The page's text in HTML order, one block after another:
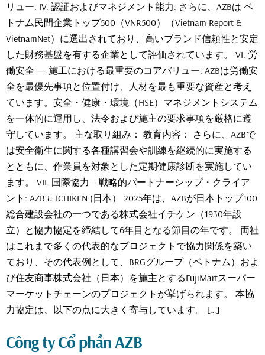
リュー: IV. 認証およびマネジメント能力: さらに、AZBは ベ
トナム民間企業トップ500（VNR500）（Vietnam Report &
VietnamNet）に選出されており、高いブランド信頼性と安定
した財務基盤を有する企業として評価されています。 VI. 労
働安全 ― 施工における最重要のコアバリュー: AZBは労働安
全を最優先事項と位置付け、人材を最も重要な資産と考え
ています。安全・健康・環境（HSE）マネジメントシステム
を一体的に運用し、法令および施主の要求事項を厳格に遵
守しています。 主な取り組み： 教育内容： さらに、AZBで
は安全衛生に関する各種講習会や訓練を継続的に実施する
とともに、作業員を対象とした定期健康診断を実施してい
ます。 VII. 国際協力 – 戦略的パートナーシップ・クライア
ント: AZB & ICHIKEN (日本） 2025年は、AZBが日本トップ100
総合建設会社の一つである株式会社イチケン（1930年設
立）と協力協定を締結して6年目となる節目の年です。 両社
はこれまで多くの代表的なプロジェクトで協力関係を築い
ており、その代表例として、BRGグループ（ベトナム）およ
び住友商事株式会社（日本）を施主とするFujiMartスーパー
マーケットチェーンのプロジェクトが挙げられます。 本協
力協定は、以下の点に大きく寄与しています。 […]
Công ty Cổ phần AZB